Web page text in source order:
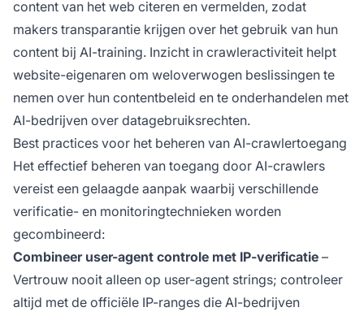
content van het web citeren en vermelden, zodat
makers transparantie krijgen over het gebruik van hun
content bij AI-training. Inzicht in crawleractiviteit helpt
website-eigenaren om weloverwogen beslissingen te
nemen over hun contentbeleid en te onderhandelen met
AI-bedrijven over datagebruiksrechten.
Best practices voor het beheren van AI-crawlertoegang
Het effectief beheren van toegang door AI-crawlers
vereist een gelaagde aanpak waarbij verschillende
verificatie- en monitoringtechnieken worden
gecombineerd:
Combineer user-agent controle met IP-verificatie –
Vertrouw nooit alleen op user-agent strings; controleer
altijd met de officiële IP-ranges die AI-bedrijven